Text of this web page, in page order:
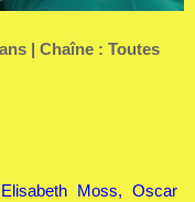
| Chaîne : Toutes
Moss, Oscar